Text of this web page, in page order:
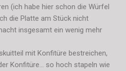
(ich habe hier schon die Würfel
die Platte am Stück nicht
insgesamt ein wenig mehr
mit Konfitüre bestreichen,
Konfitüre… so hoch stapeln wie